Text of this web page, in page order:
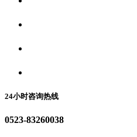
24小时咨询热线
0523-83260038